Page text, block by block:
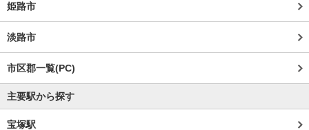
姫路市
淡路市
市区郡一覧(PC)
主要駅から探す
宝塚駅